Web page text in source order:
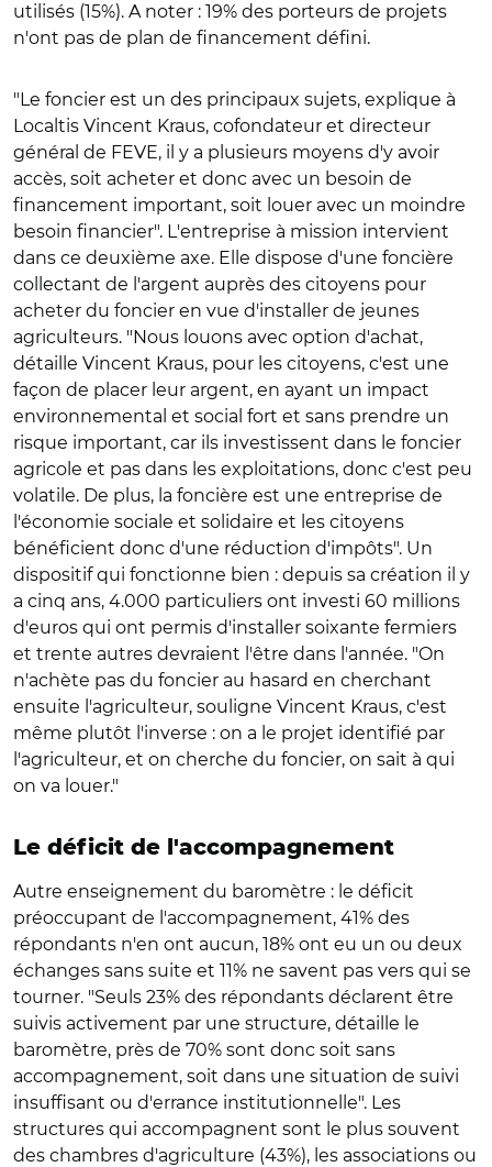
utilisés (15%). A noter : 19% des porteurs de projets
n'ont pas de plan de financement défini.
"Le foncier est un des principaux sujets, explique à
Localtis Vincent Kraus, cofondateur et directeur
général de FEVE, il y a plusieurs moyens d'y avoir
accès, soit acheter et donc avec un besoin de
financement important, soit louer avec un moindre
besoin financier". L'entreprise à mission intervient
dans ce deuxième axe. Elle dispose d'une foncière
collectant de l'argent auprès des citoyens pour
acheter du foncier en vue d'installer de jeunes
agriculteurs. "Nous louons avec option d'achat,
détaille Vincent Kraus, pour les citoyens, c'est une
façon de placer leur argent, en ayant un impact
environnemental et social fort et sans prendre un
risque important, car ils investissent dans le foncier
agricole et pas dans les exploitations, donc c'est peu
volatile. De plus, la foncière est une entreprise de
l'économie sociale et solidaire et les citoyens
bénéficient donc d'une réduction d'impôts". Un
dispositif qui fonctionne bien : depuis sa création il y
a cinq ans, 4.000 particuliers ont investi 60 millions
d'euros qui ont permis d'installer soixante fermiers
et trente autres devraient l'être dans l'année. "On
n'achète pas du foncier au hasard en cherchant
ensuite l'agriculteur, souligne Vincent Kraus, c'est
même plutôt l'inverse : on a le projet identifié par
l'agriculteur, et on cherche du foncier, on sait à qui
on va louer."
Le déficit de l'accompagnement
Autre enseignement du baromètre : le déficit
préoccupant de l'accompagnement, 41% des
répondants n'en ont aucun, 18% ont eu un ou deux
échanges sans suite et 11% ne savent pas vers qui se
tourner. "Seuls 23% des répondants déclarent être
suivis activement par une structure, détaille le
baromètre, près de 70% sont donc soit sans
accompagnement, soit dans une situation de suivi
insuffisant ou d'errance institutionnelle". Les
structures qui accompagnent sont le plus souvent
des chambres d'agriculture (43%), les associations ou